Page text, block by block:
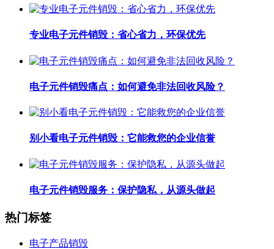
专业电子元件销毁：省心省力，环保优先
电子元件销毁痛点：如何避免非法回收风险？
别小看电子元件销毁：它能救您的企业信誉
电子元件销毁服务：保护隐私，从源头做起
热门标签
电子产品销毁